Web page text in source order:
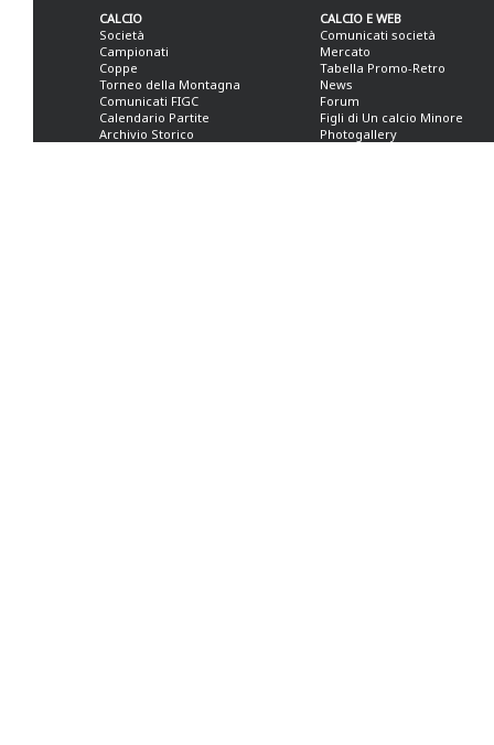
CALCIO
Società
Campionati
Coppe
Torneo della Montagna
Comunicati FIGC
Calendario Partite
Archivio Storico
CALCIO E WEB
Comunicati società
Mercato
Tabella Promo-Retro
News
Forum
Figli di Un calcio Minore
Photogallery